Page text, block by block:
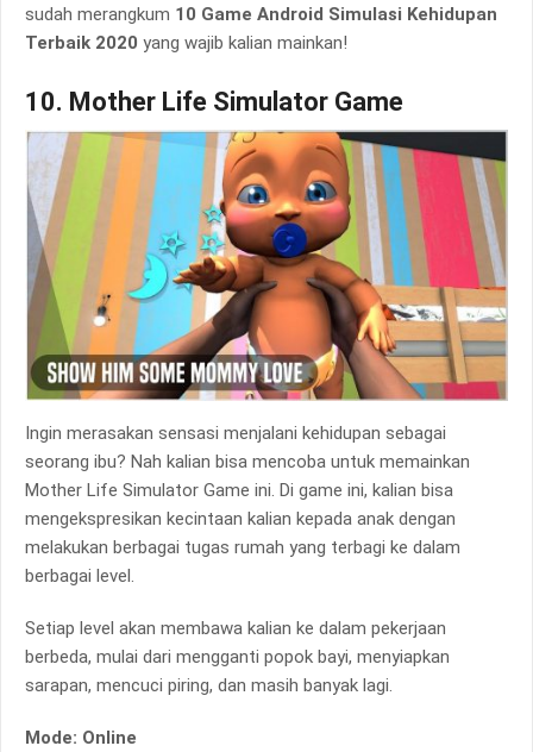
sudah merangkum 10 Game Android Simulasi Kehidupan
Terbaik 2020 yang wajib kalian mainkan!
10. Mother Life Simulator Game
Ingin merasakan sensasi menjalani kehidupan sebagai
seorang ibu? Nah kalian bisa mencoba untuk memainkan
Mother Life Simulator Game ini. Di game ini, kalian bisa
mengekspresikan kecintaan kalian kepada anak dengan
melakukan berbagai tugas rumah yang terbagi ke dalam
berbagai level.
Setiap level akan membawa kalian ke dalam pekerjaan
berbeda, mulai dari mengganti popok bayi, menyiapkan
sarapan, mencuci piring, dan masih banyak lagi.
Mode: Online